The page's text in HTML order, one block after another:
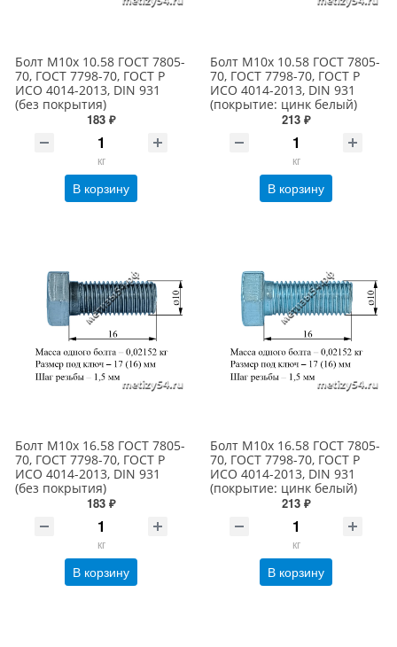
Болт М10х 10.58 ГОСТ 7805-
70, ГОСТ 7798-70, ГОСТ Р
ИСО 4014-2013, DIN 931
(без покрытия)
183 ₽
кг
В корзину
Болт М10х 10.58 ГОСТ 7805-
70, ГОСТ 7798-70, ГОСТ Р
ИСО 4014-2013, DIN 931
(покрытие: цинк белый)
213 ₽
кг
В корзину
Болт М10х 16.58 ГОСТ 7805-
70, ГОСТ 7798-70, ГОСТ Р
ИСО 4014-2013, DIN 931
(без покрытия)
183 ₽
кг
В корзину
Болт М10х 16.58 ГОСТ 7805-
70, ГОСТ 7798-70, ГОСТ Р
ИСО 4014-2013, DIN 931
(покрытие: цинк белый)
213 ₽
кг
В корзину